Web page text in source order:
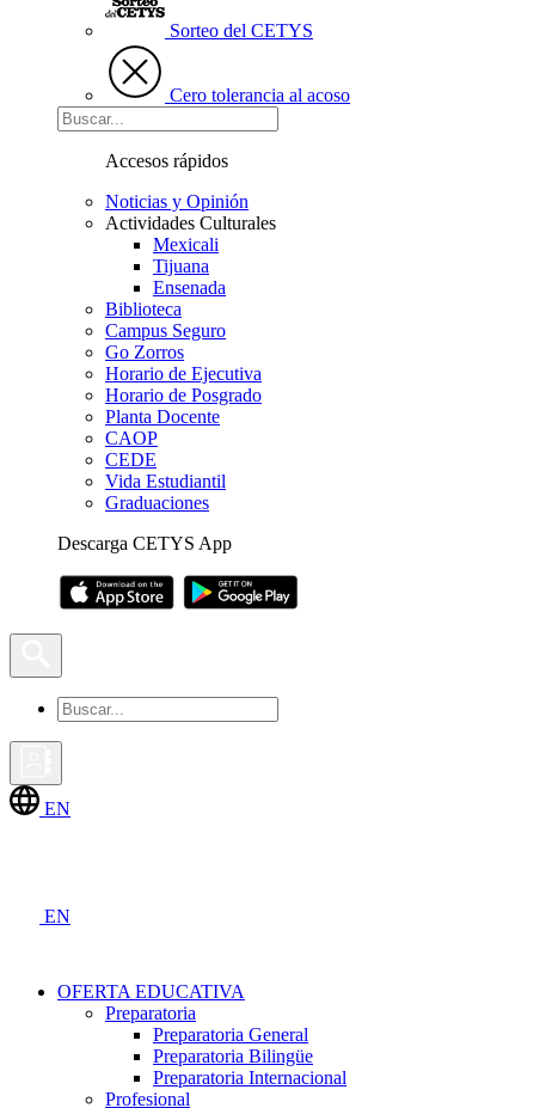
Sorteo del CETYS
Cero tolerancia al acoso
Accesos rápidos
Noticias y Opinión
Actividades Culturales
Mexicali
Tijuana
Ensenada
Biblioteca
Campus Seguro
Go Zorros
Horario de Ejecutiva
Horario de Posgrado
Planta Docente
CAOP
CEDE
Vida Estudiantil
Graduaciones
Descarga CETYS App
EN
EN
OFERTA EDUCATIVA
Preparatoria
Preparatoria General
Preparatoria Bilingüe
Preparatoria Internacional
Profesional